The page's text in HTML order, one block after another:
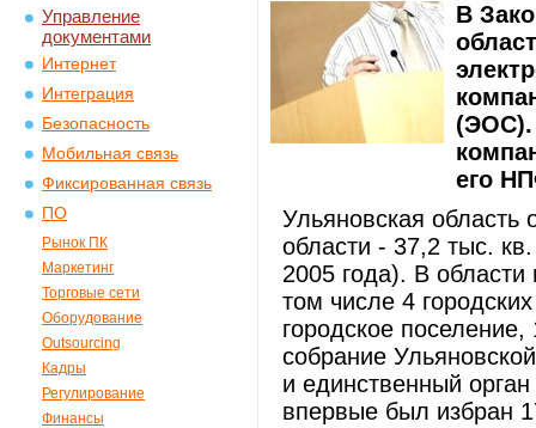
Управление
документами
Интернет
Интеграция
Безопасность
Мобильная связь
Фиксированная связь
ПО
Рынок ПК
Маркетинг
Торговые сети
Оборудование
Outsourcing
Кадры
Регулирование
Финансы
В
(ЭОС).
его
Ульяновская область
области - 37,2 тыс.
2005 года). В
том числе 4
городское
собрание
и единственный
впервые был избран